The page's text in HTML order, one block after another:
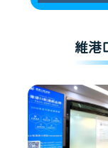
維港